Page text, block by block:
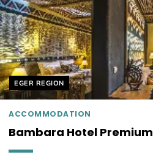
Helyszín címkék:
EGER REGION
ACCOMMODATION
Bambara Hotel Premium